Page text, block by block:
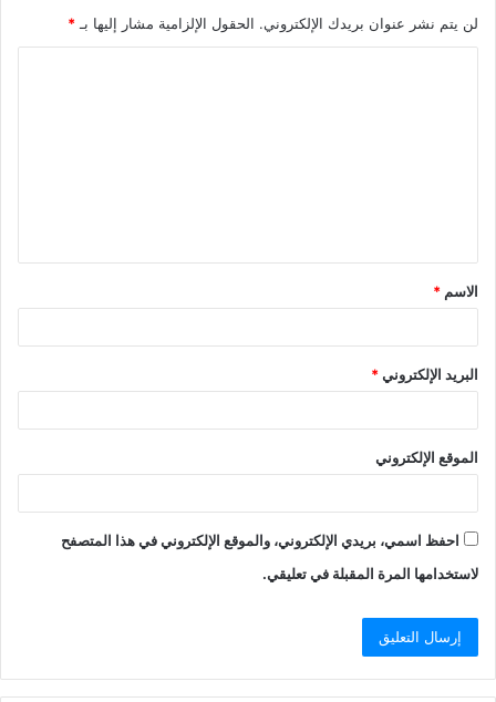
لن يتم نشر عنوان بريدك الإلكتروني. الحقول الإلزامية مشار إليها بـ *
ق
*
الاسم *
البريد الإلكتروني*
الموقع الإلكتروني
احفظ اسمي، بريدي الإلكتروني، والموقع الإلكتروني في هذا المتصفح
لاستخدامها المرة المقبلة في تعليقي.